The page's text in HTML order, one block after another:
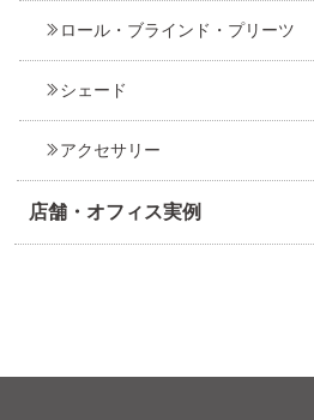
ロール・ブラインド・プリーツ
シェード
アクセサリー
店舗・オフィス実例